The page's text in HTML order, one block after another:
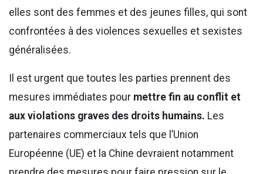
elles sont des femmes et des jeunes filles, qui sont
confrontées à des violences sexuelles et sexistes
généralisées.
Il est urgent que toutes les parties prennent des
mesures immédiates pour mettre fin au conflit et
aux violations graves des droits humains. Les
partenaires commerciaux tels que l’Union
Européenne (UE) et la Chine devraient notamment